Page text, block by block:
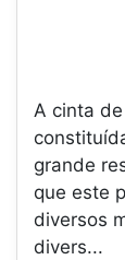
A cinta
grande
que este
diversos
divers...